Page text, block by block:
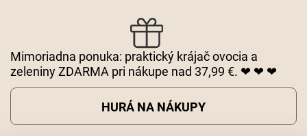
Mimoriadna ponuka: praktický krájač ovocia a
zeleniny ZDARMA pri nákupe nad 37,99 €. ❤ ❤ ❤
HURÁ NA NÁKUPY